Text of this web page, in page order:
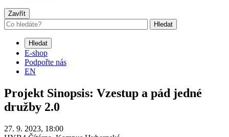
Zavřít
Hledat
Hledat
E-shop
Podpořte nás
EN
Projekt Sinopsis: Vzestup a pád jedné
družby 2.0
27. 9. 2023, 18:00